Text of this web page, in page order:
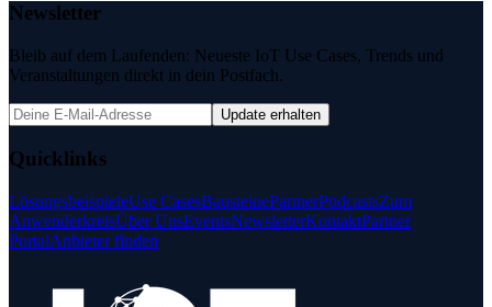
Newsletter
Bleib auf dem Laufenden: Neueste IoT Use Cases, Trends und
Veranstaltungen direkt in dein Postfach.
Update erhalten
Quicklinks
LösungsbeispieleUse CasesBausteinePartnerPodcastsZum
AnwenderkreisÜber UnsEventsNewsletterKontaktPartner
PortalAnbieter finden